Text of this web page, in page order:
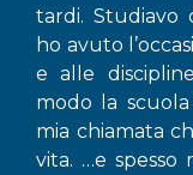
tardi. Studiavo
ho avuto
e alle
modo la
mia chiamata
vita. …e spesso